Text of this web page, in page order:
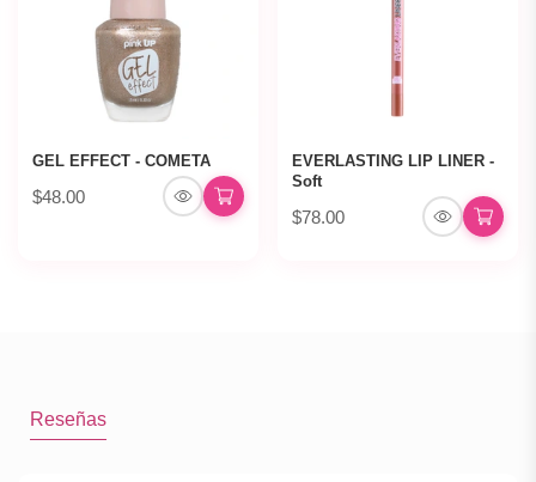
GEL EFFECT - COMETA
$48.00
EVERLASTING LIP LINER -
Soft
$78.00
Reseñas